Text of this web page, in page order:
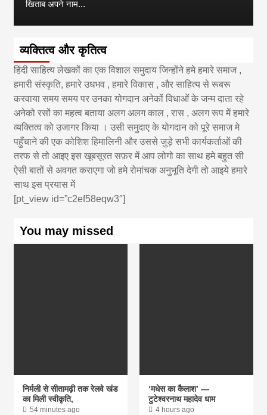
खिताब अपने नाम...
व्यक्तित्व और कृतित्व
हिंदी साहित्य लेखकों का एक विशाल समुदाय जिन्होंने हमे हमारे समाज ,
हमारी संस्कृति, हमारे उधभव , हमारे विकास , और साहित्य से रूबरू
करवाया समय समय पर उनका योगदान अनेकों विधाओं के जन्म दाता रहे
अनेको रसों का महत्व बताया अलग अलग काल , रास , अलग रूप में हमारे
व्यक्तित्व को उजागर किया । उसी समुदाए के योगदान को पूरे समाज मे
पहुँचाने की एक कोशिश हिमालिनी और उससे जुड़े सभी कार्यकर्ताओं की
तरफ से तो आइए इस खूबसूरत सफ़र में आप लोगो का साथ हमे बहुत सी
ऐसी बातों से अवगत कराएगा जो हमे रोमांचक अनुभूति देगी तो आइये हमारे
साथ इस प्रयास में
[pt_view id=”c2ef58eqw3″]
You may missed
निर्मली से सीतामढ़ी तक रेलवे खंड
का मिली स्वीकृति,
54 minutes ago
‘मधेस का कैलाश’ —
टुटेश्वरनाथ महादेव धाम
4 hours ago